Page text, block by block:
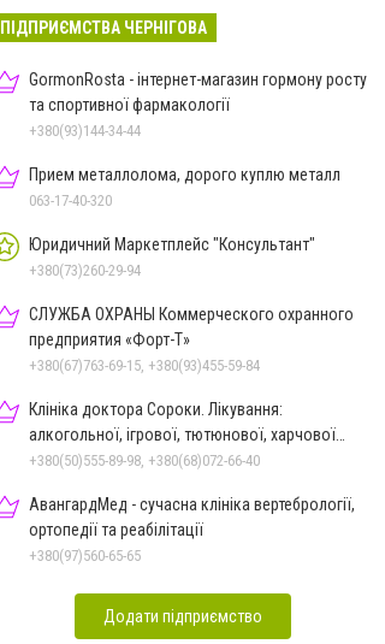
ПІДПРИЄМСТВА ЧЕРНІГОВА
GormonRosta - інтернет-магазин гормону росту
та спортивної фармакології
+380(93)144-34-44
Прием металлолома, дорого куплю металл
063-17-40-320
Юридичний Маркетплейс "Консультант"
+380(73)260-29-94
СЛУЖБА ОХРАНЫ Коммерческого охранного
предприятия «Форт-Т»
+380(67)763-69-15, +380(93)455-59-84
Клініка доктора Сороки. Лікування:
алкогольної, ігрової, тютюнової, харчової
залежностей, неврозів т
+380(50)555-89-98, +380(68)072-66-40
АвангардМед - сучасна клініка вертебрології,
ортопедії та реабілітації
+380(97)560-65-65
Додати підприємство